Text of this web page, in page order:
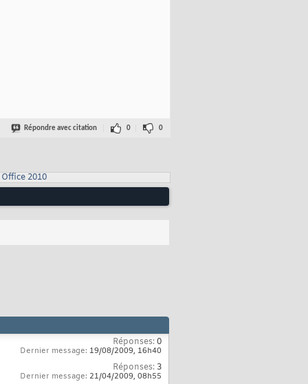
Répondre avec citation 0 0
Office 2010
Réponses:0
Dernier message: 19/08/2009, 16h40
Réponses: 3
Dernier message: 21/04/2009, 08h55